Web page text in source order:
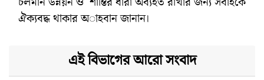
ঐক্যবদ্ধ থাকার অাহবান জানান।
এই বিভাগের আরো সংবাদ